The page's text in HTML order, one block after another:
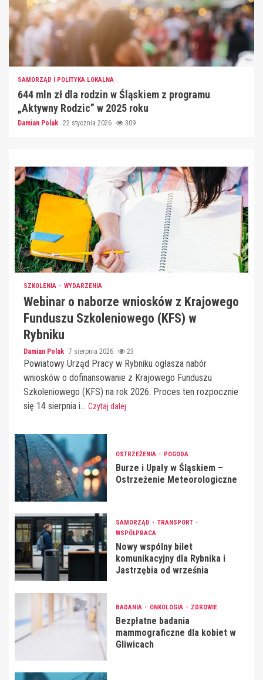
SAMORZĄD I POLITYKA LOKALNA
644 mln zł dla rodzin w Śląskiem z programu
„Aktywny Rodzic” w 2025 roku
Damian Polak 22 stycznia 2026 309
SZKOLENIA WYDARZENIA
Webinar o naborze wniosków z Krajowego
Funduszu Szkoleniowego (KFS) w
Rybniku
Damian Polak 7 sierpnia 2026 23
Powiatowy Urząd Pracy w Rybniku ogłasza nabór
wniosków o dofinansowanie z Krajowego Funduszu
Szkoleniowego (KFS) na rok 2026. Proces ten rozpocznie
się 14 sierpnia i... Czytaj dalej
OSTRZEŻENIA POGODA
Burze i Upały w Śląskiem –
Ostrzeżenie Meteorologiczne
SAMORZĄD
TRANSPORT
WSPÓŁPRACA
Nowy wspólny bilet
komunikacyjny dla Rybnika i
Jastrzębia od września
BADANIA ONKOLOGIA ZDROWIE
Bezpłatne badania
mammograficzne dla kobiet w
Gliwicach